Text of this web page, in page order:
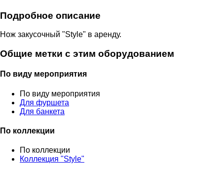
Подробное описание
Нож закусочный "Style" в аренду.
Общие метки с этим оборудованием
По виду мероприятия
По виду мероприятия
Для фуршета
Для банкета
По коллекции
По коллекции
Коллекция "Style"